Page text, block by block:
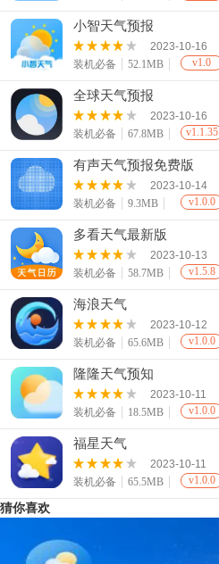
小智天气预报
2023-10-16
装机必备
52.1MB v1.0
全球天气预报
2023-10-16
装机必备
67.8MB v1.1.35
有声天气预报免费版
2023-10-14
装机必备
9.3MB v1.0.0
多看天气最新版
2023-10-13
装机必备
58.7MB v1.5.8
海浪天气
2023-10-12
装机必备
65.6MB v1.0.0
隆隆天气预知
2023-10-11
装机必备
18.5MB v1.0.0
福星天气
2023-10-11
装机必备
65.5MB v1.0.0
猜你喜欢